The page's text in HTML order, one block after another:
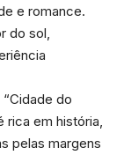
e romance.
do sol,
do
rica em história,
pelas margens